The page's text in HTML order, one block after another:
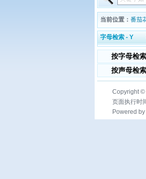
当前位置： 番茄
字母检索 - Y
按字母检索
按声母检索
Copyright
页面执行时
Powered by